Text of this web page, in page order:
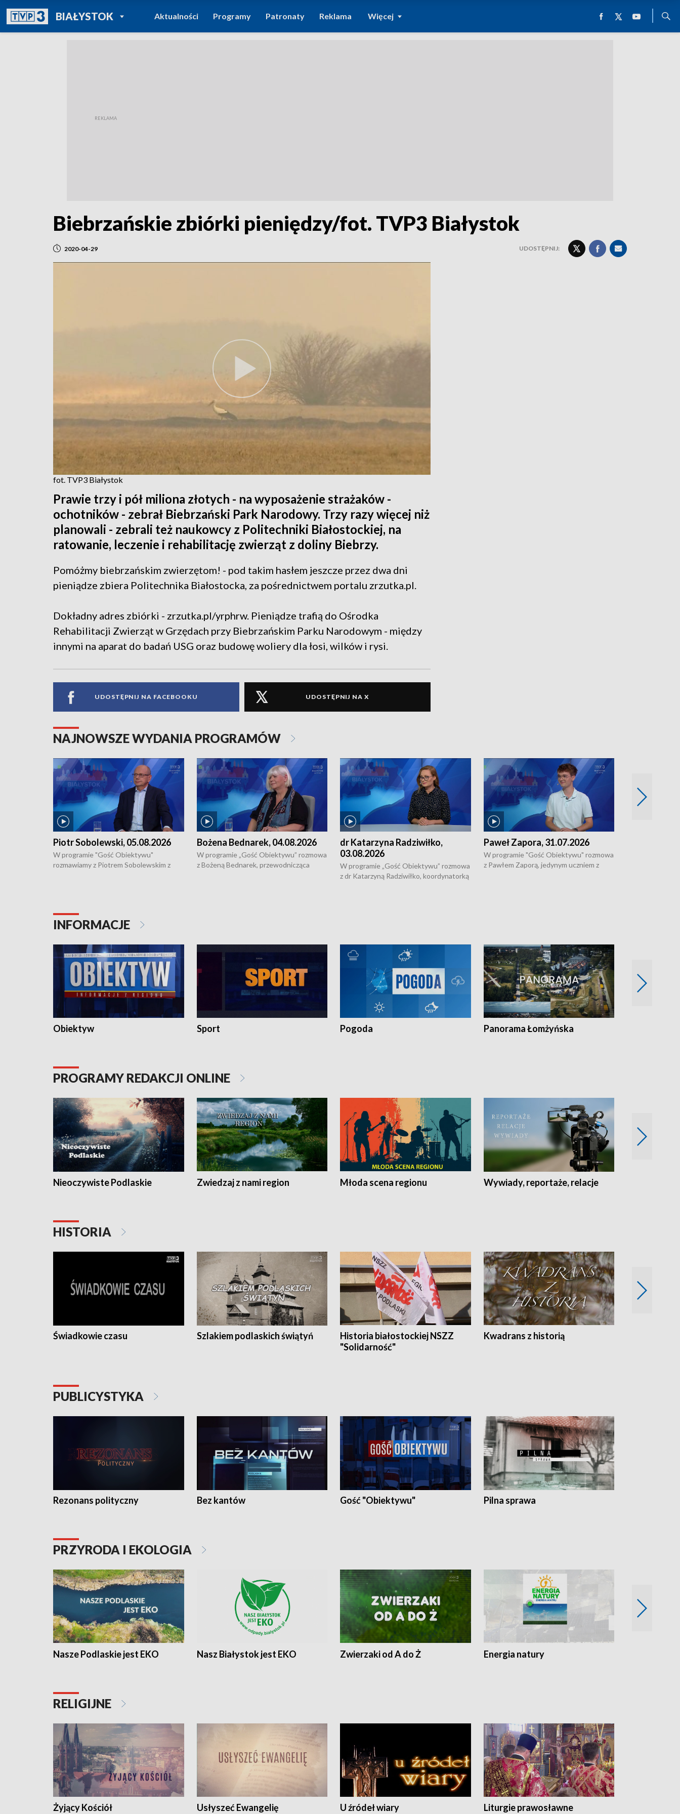
BIAŁYSTOKPOWRÓT DO
TVP REGIONY
Aktualności Programy Patronaty Reklama Więcej
Biebrzańskie zbiórki pieniędzy/fot. TVP3 Białystok
2020-04-29 UDOSTĘPNIJ:
fot. TVP3 Białystok
Prawie trzy i pół miliona złotych - na wyposażenie strażaków -
ochotników - zebrał Biebrzański Park Narodowy. Trzy razy więcej niż
planowali - zebrali też naukowcy z Politechniki Białostockiej, na
ratowanie, leczenie i rehabilitację zwierząt z doliny Biebrzy.
Pomóżmy biebrzańskim zwierzętom! - pod takim hasłem jeszcze przez dwa dni
pieniądze zbiera Politechnika Białostocka, za pośrednictwem portalu zrzutka.pl.
Dokładny adres zbiórki - zrzutka.pl/yrphrw. Pieniądze trafią do Ośrodka
Rehabilitacji Zwierząt w Grzędach przy Biebrzańskim Parku Narodowym - między
innymi na aparat do badań USG oraz budowę woliery dla łosi, wilków i rysi.
UDOSTĘPNIJ NA FACEBOOKU UDOSTĘPNIJ NA X
NAJNOWSZE WYDANIA PROGRAMÓW
Piotr Sobolewski, 05.08.2026
W programie "Gość Obiektywu"
rozmawiamy z Piotrem Sobolewskim z
Bożena Bednarek, 04.08.2026
W programie „Gość Obiektywu” rozmowa
z Bożeną Bednarek, przewodnicząca
dr Katarzyna Radziwiłko,
03.08.2026
W programie „Gość Obiektywu” rozmowa
z dr Katarzyną Radziwiłko, koordynatorką
Paweł Zapora, 31.07.2026
W programie "Gość Obiektywu" rozmowa
z Pawłem Zaporą, jedynym uczniem z
INFORMACJE
Obiektyw Sport Pogoda Panorama Łomżyńska
PROGRAMY REDAKCJI ONLINE
Nieoczywiste Podlaskie Zwiedzaj z nami region Młoda scena regionu Wywiady, reportaże, relacje
HISTORIA
Świadkowie czasu Szlakiem podlaskich świątyń
Historia białostockiej NSZZ
"Solidarność"
Kwadrans z historią
PUBLICYSTYKA
Rezonans polityczny Bez kantów Gość "Obiektywu" Pilna sprawa
PRZYRODA I EKOLOGIA
Nasze Podlaskie jest EKO Nasz Białystok jest EKO Zwierzaki od A do Ż Energia natury
RELIGIJNE
Żyjący Kościół Usłyszeć Ewangelię U źródeł wiary Liturgie prawosławne